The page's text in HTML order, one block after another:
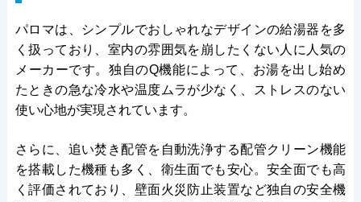
パロマは、シンプルでおしゃれなデザインの給湯器を多
く扱っており、室内の雰囲気を崩したくない人に人気の
メーカーです。独自のQ機能によって、お湯を出し始め
たときの急な冷水や温度ムラが少なく、ストレスのない
使い心地が実現されています。
さらに、追い焚き配管を自動洗浄する配管クリーン機能
を搭載した機種も多く、衛生面でも安心。安全面でも高
く評価されており、壁面火災防止装置など独自の安全機